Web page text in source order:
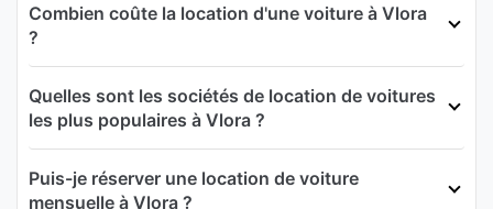
Combien coûte la location d'une voiture à Vlora
?
Quelles sont les sociétés de location de voitures
les plus populaires à Vlora ?
Puis-je réserver une location de voiture
mensuelle à Vlora ?